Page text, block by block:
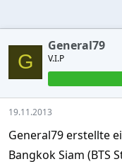
r
e
G
General79
V.I.P
19.11.2013
General79 erstellte
Bangkok Siam (BTS